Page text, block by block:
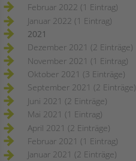
Februar 2022 (1 Eintrag)
Januar 2022 (1 Eintrag)
2021
Dezember 2021 (2 Einträge)
November 2021 (1 Eintrag)
Oktober 2021 (3 Einträge)
September 2021 (2 Einträge)
Juni 2021 (2 Einträge)
Mai 2021 (1 Eintrag)
April 2021 (2 Einträge)
Februar 2021 (1 Eintrag)
Januar 2021 (2 Einträge)